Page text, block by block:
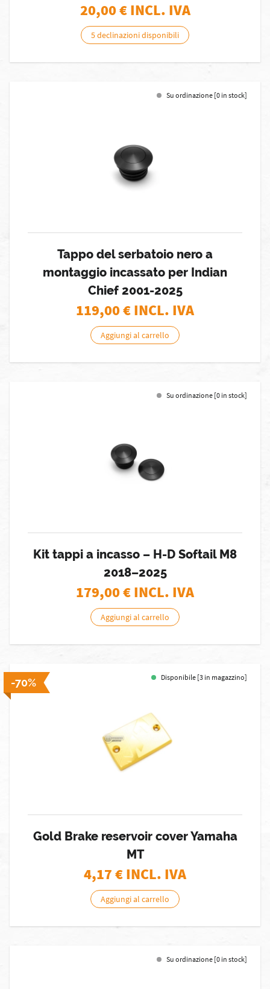
20,00€ INCL. IVA
5 declinazioni disponibili
Su ordinazione [0 in stock]
Tappo del serbatoio nero a
montaggio incassato per Indian
Chief 2001-2025
119,00€ INCL. IVA
Aggiungi al carrello
Su ordinazione [0 in stock]
Kit tappi a incasso – H-D Softail M8
2018–2025
179,00€ INCL. IVA
Aggiungi al carrello
-70% Disponibile [3 in magazzino]
Gold Brake reservoir cover Yamaha
MT
4,17€ INCL. IVA
Aggiungi al carrello
Su ordinazione [0 in stock]